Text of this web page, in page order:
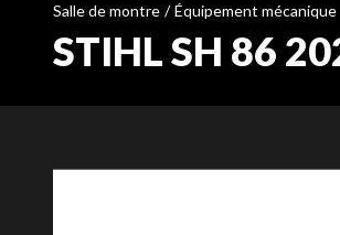
Salle de montre / Équipement mécanique
STIHL SH 86